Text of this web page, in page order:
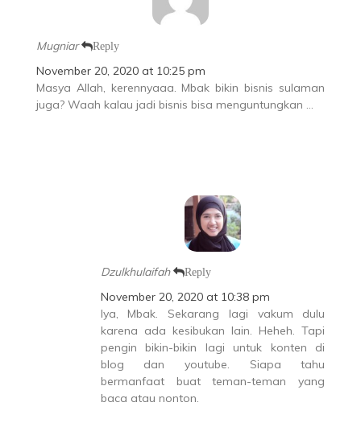
Mugniar Reply
November 20, 2020 at 10:25 pm
Masya Allah, kerennyaaa. Mbak bikin bisnis sulaman
juga? Waah kalau jadi bisnis bisa menguntungkan …
Dzulkhulaifah Reply
November 20, 2020 at 10:38 pm
Iya, Mbak. Sekarang lagi vakum dulu
karena ada kesibukan lain. Heheh. Tapi
pengin bikin-bikin lagi untuk konten di
blog dan youtube. Siapa tahu
bermanfaat buat teman-teman yang
baca atau nonton.